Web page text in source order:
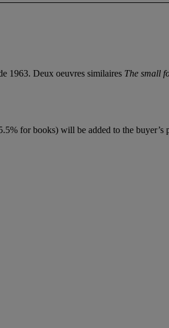
1963. Deux oeuvres similaires The small
for books) will be added to the